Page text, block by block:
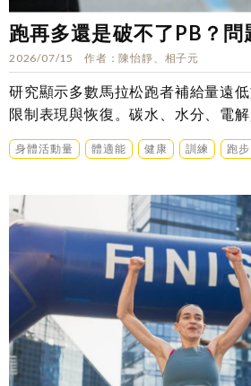
跑再多還是破不了PB？
2026/07/15 作者 陳怡靜、相子元
研究顯示多數馬拉松跑者補給量遠
限制表現與恢復。碳水、水分、電解
賽時間的關聯是……
身體活動量 體適能 健康 訓練 跑步